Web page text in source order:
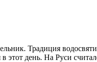
Традиция
этот день. На Руси